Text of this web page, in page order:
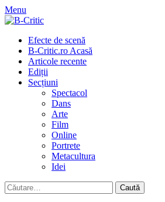
Skip
to
Menu
Primary
Menu
Efecte de scenă
B-Critic.ro Acasă
Articole recente
Ediții
Secțiuni
Spectacol
Dans
Arte
Film
Online
Portrete
Metacultura
Idei
Caută
după: